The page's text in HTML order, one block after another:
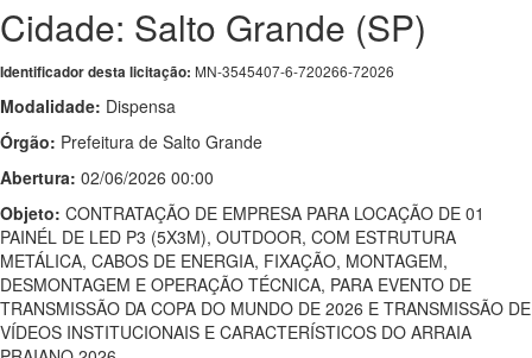
Cidade: Salto Grande (SP)
Identificador desta licitação: MN-3545407-6-720266-72026
Modalidade: Dispensa
Órgão: Prefeitura de Salto Grande
Abertura: 02/06/2026 00:00
Objeto: CONTRATAÇÃO DE EMPRESA PARA LOCAÇÃO DE 01
PAINÉL DE LED P3 (5X3M), OUTDOOR, COM ESTRUTURA
METÁLICA, CABOS DE ENERGIA, FIXAÇÃO, MONTAGEM,
DESMONTAGEM E OPERAÇÃO TÉCNICA, PARA EVENTO DE
TRANSMISSÃO DA COPA DO MUNDO DE 2026 E TRANSMISSÃO DE
VÍDEOS INSTITUCIONAIS E CARACTERÍSTICOS DO ARRAIA